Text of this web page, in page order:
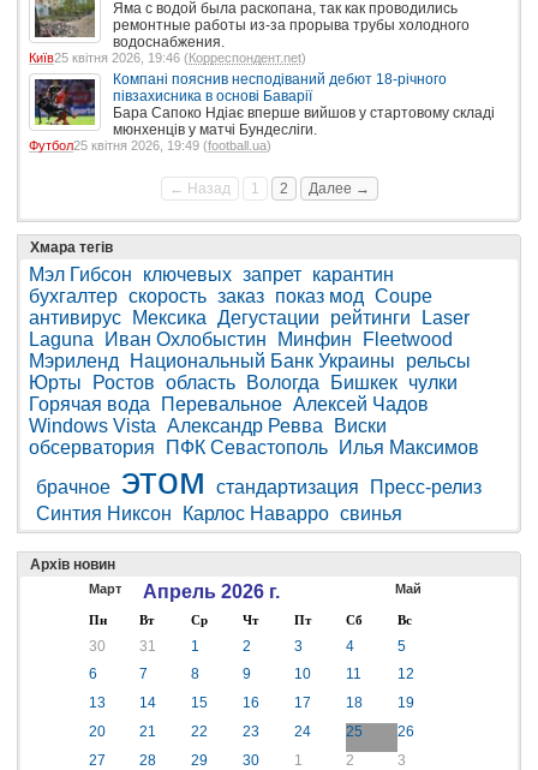
Яма с водой была раскопана, так как проводились
ремонтные работы из-за прорыва трубы холодного
водоснабжения.
Київ25 квітня 2026, 19:46 (Корреспондент.net)
Компані пояснив несподіваний дебют 18-річного
півзахисника в основі Баварії
Бара Сапоко Ндіає вперше вийшов у стартовому складі
мюнхенців у матчі Бундесліги.
Футбол25 квітня 2026, 19:49 (football.ua)
← Назад 1 2 Далее →
Хмара тегів
Мэл Гибсон ключевых запрет карантин
бухгалтер скорость заказ показ мод Coupe
антивирус
Мексика Дегустации рейтинги
Laser
Laguna
Иван Охлобыстин Минфин
Fleetwood
Мэриленд
Национальный Банк Украины
рельсы
Юрты
Ростов область Вологда Бишкек чулки
Горячая вода
Перевальное Алексей Чадов
Windows Vista Александр Ревва
Виски
обсерватория
ПФК Севастополь
Илья Максимов
брачное этом стандартизация
Пресс-релиз
Синтия Никсон
Карлос Наварро свинья
Архів новин
Март Апрель 2026 г. Май
Пн Вт Ср Чт Пт Сб Вс
30 31 1 2 3 4
5
6
7 8 9 10 11
12
13
14 15 16 17 18
19
20
21 22 23 24 25
26
27
28 29 30 1 2
3